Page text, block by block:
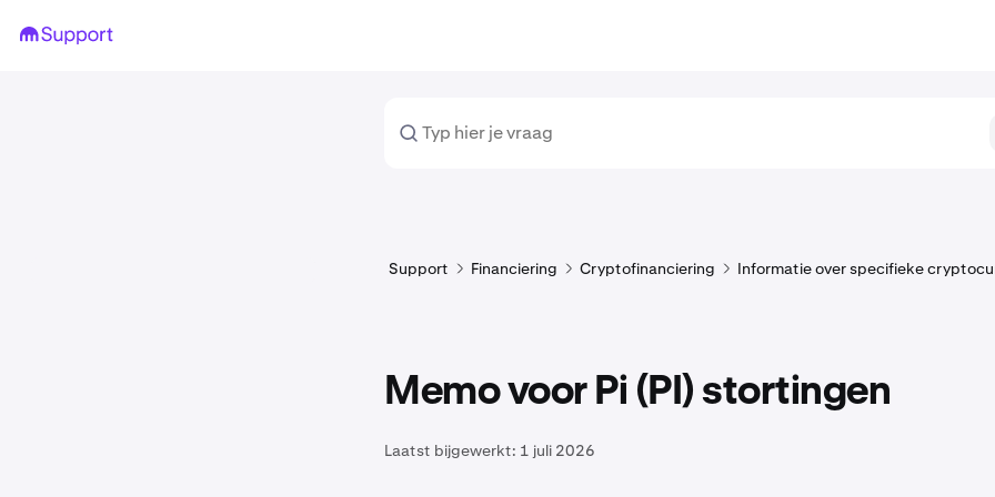
Support Financiering Cryptofinanciering Informatie over specifieke
Memo voor Pi (PI) stortingen
Laatst bijgewerkt: 1 juli 2026